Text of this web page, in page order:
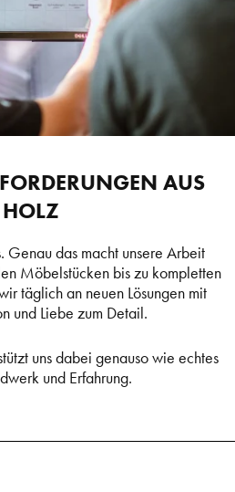
AUS
HOLZ
Genau das macht unsere Arbeit
Möbelstücken bis zu kompletten
täglich an neuen Lösungen mit
und Liebe zum Detail.
uns dabei genauso wie echtes
und Erfahrung.